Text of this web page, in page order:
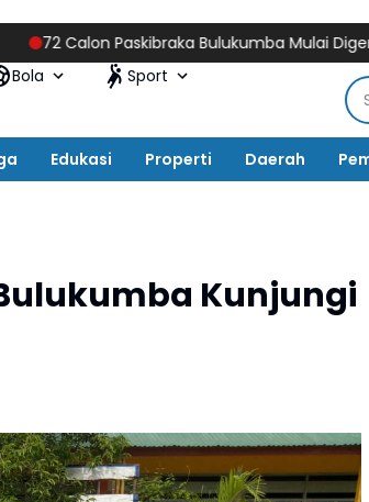
Calon Paskibraka Bulukumba Mulai Digembleng,
Bola Sport
Edukasi Properti Daerah
Kunjungi